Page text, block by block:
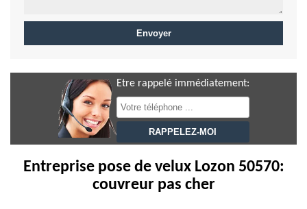
Etre rappelé immédiatement:
Entreprise pose de velux Lozon 50570:
couvreur pas cher